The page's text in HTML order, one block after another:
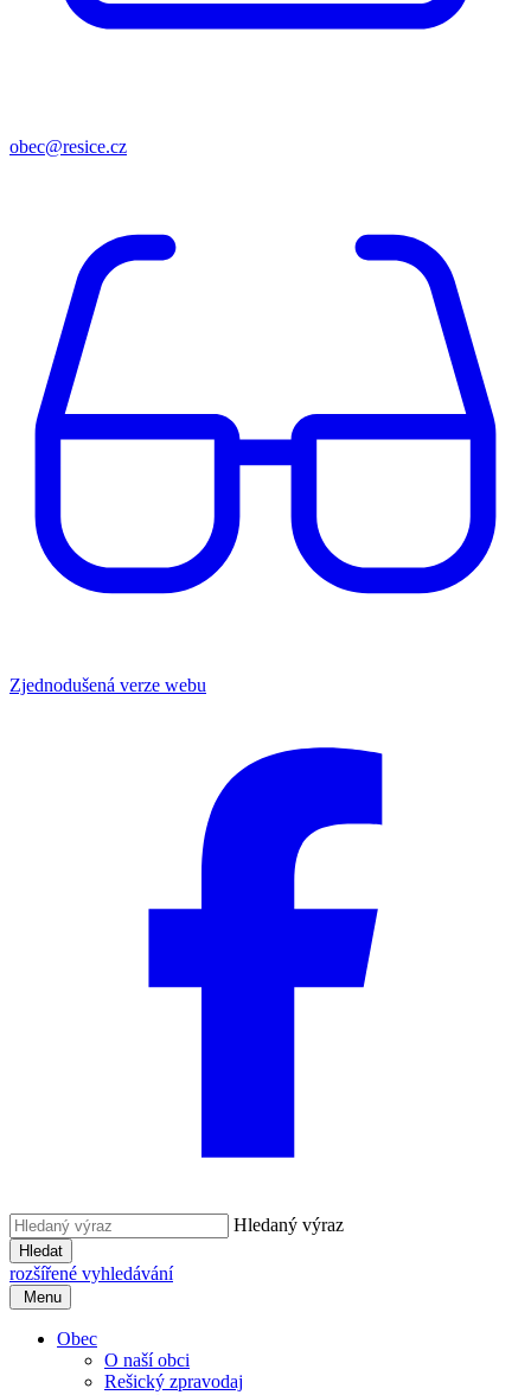
obec@resice.cz
Zjednodušená verze webu
Hledaný výraz
Hledat
rozšířené vyhledávání
Menu
Obec
O naší obci
Rešický zpravodaj